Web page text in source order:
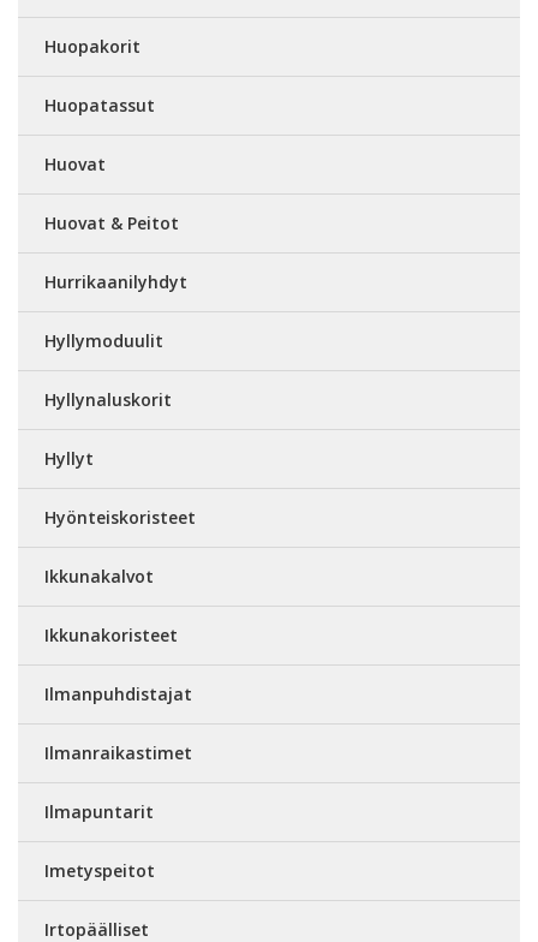
Huopakorit
Huopatassut
Huovat
Huovat & Peitot
Hurrikaanilyhdyt
Hyllymoduulit
Hyllynaluskorit
Hyllyt
Hyönteiskoristeet
Ikkunakalvot
Ikkunakoristeet
Ilmanpuhdistajat
Ilmanraikastimet
Ilmapuntarit
Imetyspeitot
Irtopäälliset